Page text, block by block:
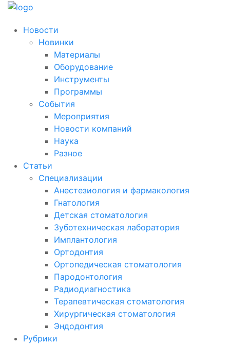
Новости
Новинки
Материалы
Оборудование
Инструменты
Программы
События
Мероприятия
Новости компаний
Наука
Разное
Статьи
Специализации
Анестезиология и фармакология
Гнатология
Детская стоматология
Зуботехническая лаборатория
Имплантология
Ортодонтия
Ортопедическая стоматология
Пародонтология
Радиодиагностика
Терапевтическая стоматология
Хирургическая стоматология
Эндодонтия
Рубрики